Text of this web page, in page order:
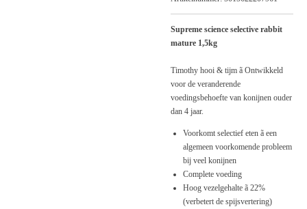
Supreme science selective rabbit
mature 1,5kg
Timothy hooi & tijm ã Ontwikkeld
voor de veranderende
voedingsbehoefte van konijnen ouder
dan 4 jaar.
Voorkomt selectief eten ã een
algemeen voorkomende probleem
bij veel konijnen
Complete voeding
Hoog vezelgehalte ã 22%
(verbetert de spijsvertering)